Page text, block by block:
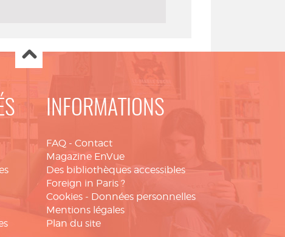
INFORMATIONS
FAQ - Contact
Magazine EnVue
Des bibliothèques accessibles
Foreign in Paris ?
Cookies - Données personnelles
Mentions légales
Plan du site